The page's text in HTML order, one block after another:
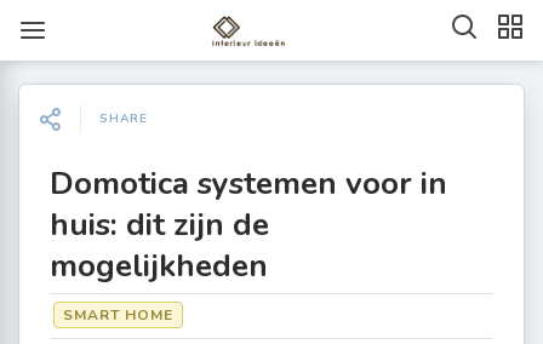
SHARE
Domotica systemen voor in
huis: dit zijn de
mogelijkheden
SMART HOME